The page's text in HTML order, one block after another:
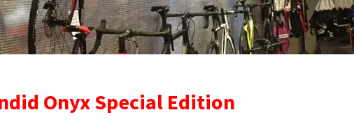
Onyx Special Edition